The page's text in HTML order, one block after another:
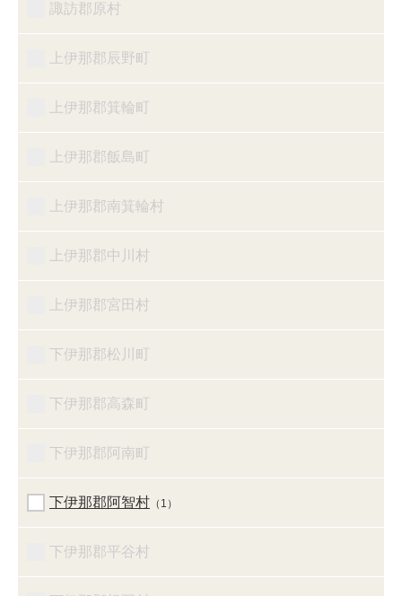
諏訪郡原村
上伊那郡辰野町
上伊那郡箕輪町
上伊那郡飯島町
上伊那郡南箕輪村
上伊那郡中川村
上伊那郡宮田村
下伊那郡松川町
下伊那郡高森町
下伊那郡阿南町
下伊那郡阿智村 （1）
下伊那郡平谷村